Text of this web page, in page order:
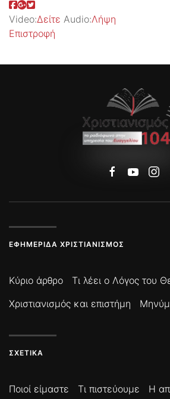
Video:Δείτε Audio:Λήψη
Επιστροφή
ΕΦΗΜΕΡΊΔΑ ΧΡΙΣΤΙΑΝΙΣΜΌΣ
Κύριο άρθρο Τι λέει ο Λόγος του
Χριστιανισμός και επιστήμη
ΣΧΕΤΙΚΆ
Ποιοί είμαστε Τι πιστεύουμε Η